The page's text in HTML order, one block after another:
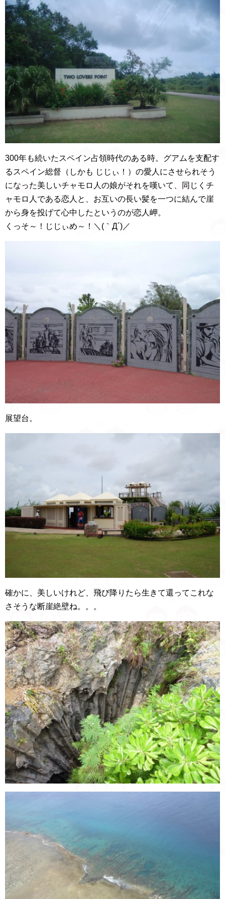
300年も続いたスペイン占領時代のある時。グアムを支配す
るスペイン総督（しかも じじぃ！）の愛人にさせられそう
になった美しいチャモロ人の娘がそれを嘆いて、同じくチ
ャモロ人である恋人と、お互いの長い髪を一つに結んで崖
から身を投げて心中したというのが恋人岬。
くっそ～！じじぃめ～！＼(｀Д´)／
展望台。
確かに、美しいけれど、飛び降りたら生きて還ってこれな
さそうな断崖絶壁ね。。。